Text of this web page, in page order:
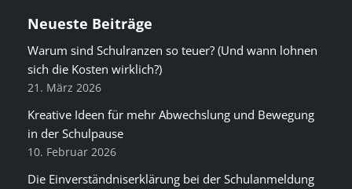
Neueste Beiträge
Warum sind Schulranzen so teuer? (Und wann lohnen
sich die Kosten wirklich?)
21. März 2026
Kreative Ideen für mehr Abwechslung und Bewegung
in der Schulpause
10. Februar 2026
Die Einverständniserklärung bei der Schulanmeldung